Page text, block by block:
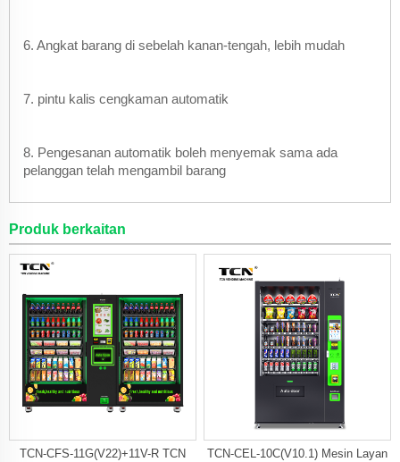
6. Angkat barang di sebelah kanan-tengah, lebih mudah
7. pintu kalis cengkaman automatik
8. Pengesanan automatik boleh menyemak sama ada
pelanggan telah mengambil barang
Produk berkaitan
TCN-CFS-11G(V22)+11V-R TCN
TCN-CEL-10C(V10.1) Mesin Layan